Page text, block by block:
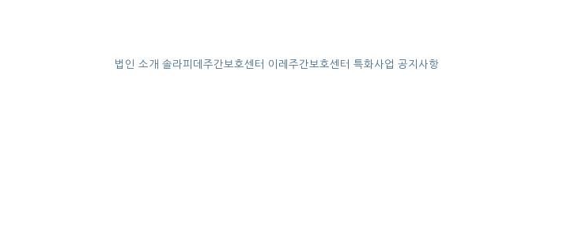
법인 소개 솔라피데주간보호센터 이레주간보호센터 특화사업 공지사항